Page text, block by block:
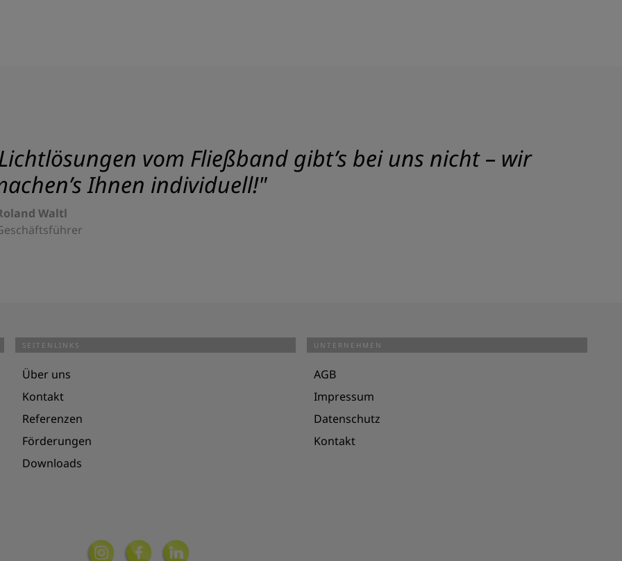
vom Fließband gibt’s bei uns nicht – wir
Ihnen individuell!"
Waltl
SEITENLINKS
Über uns
Kontakt
Referenzen
Förderungen
Downloads
UNTERNEHMEN
AGB
Impressum
Datenschutz
Kontakt